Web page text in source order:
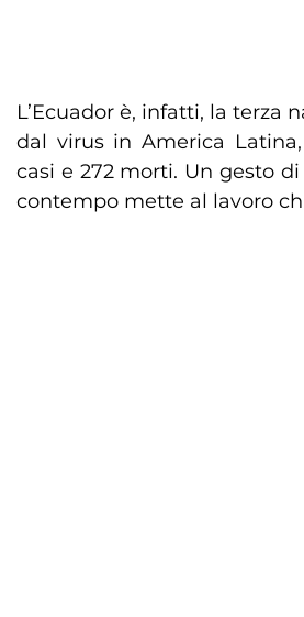
L’Ecuador è, infatti, la terza
dal virus in America
casi e 272 morti. Un gesto
contempo mette al lavoro